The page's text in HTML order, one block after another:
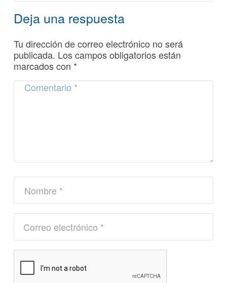
Deja una respuesta
Tu dirección de correo electrónico no será
publicada. Los campos obligatorios están
marcados con *